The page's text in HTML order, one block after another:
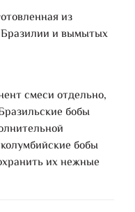
из
Бразилии и вымытых
смеси отдельно,
бобы
бобы
их нежные